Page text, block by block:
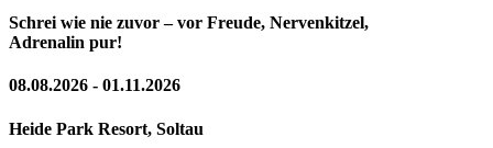
Schrei wie nie zuvor – vor Freude, Nervenkitzel,
Adrenalin pur!
08.08.2026 - 01.11.2026
Heide Park Resort, Soltau